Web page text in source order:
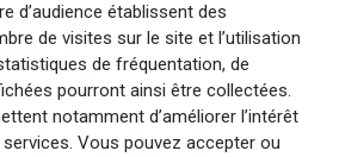
d’audience établissent des
de visites sur le site et l’utilisation
de fréquentation, de
pourront ainsi être collectées.
notamment d’améliorer l’intérêt
Vous pouvez accepter ou